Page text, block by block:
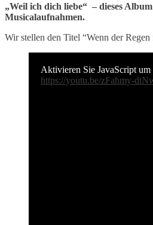
„Weil ich dich liebe“ – dieses
Musicalaufnahmen.
Wir stellen den Titel “Wenn der
Aktivieren Sie JavaScript um
https://youtu.be/zFahmy-